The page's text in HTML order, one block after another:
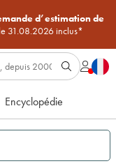
d’estimation de
31.08.2026 inclus*
Encyclopédie